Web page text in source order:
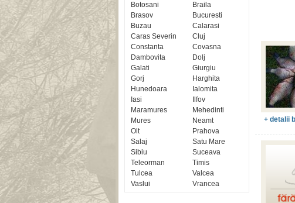
Botosani
Braila
Brasov
Bucuresti
Buzau
Calarasi
Caras Severin
Cluj
Constanta
Covasna
Dambovita
Dolj
Galati
Giurgiu
Gorj
Harghita
Hunedoara
Ialomita
Iasi
Ilfov
Maramures
Mehedinti
Mures
Neamt
Olt
Prahova
Salaj
Satu Mare
Sibiu
Suceava
Teleorman
Timis
Tulcea
Valcea
Vaslui
Vrancea
+ detalii